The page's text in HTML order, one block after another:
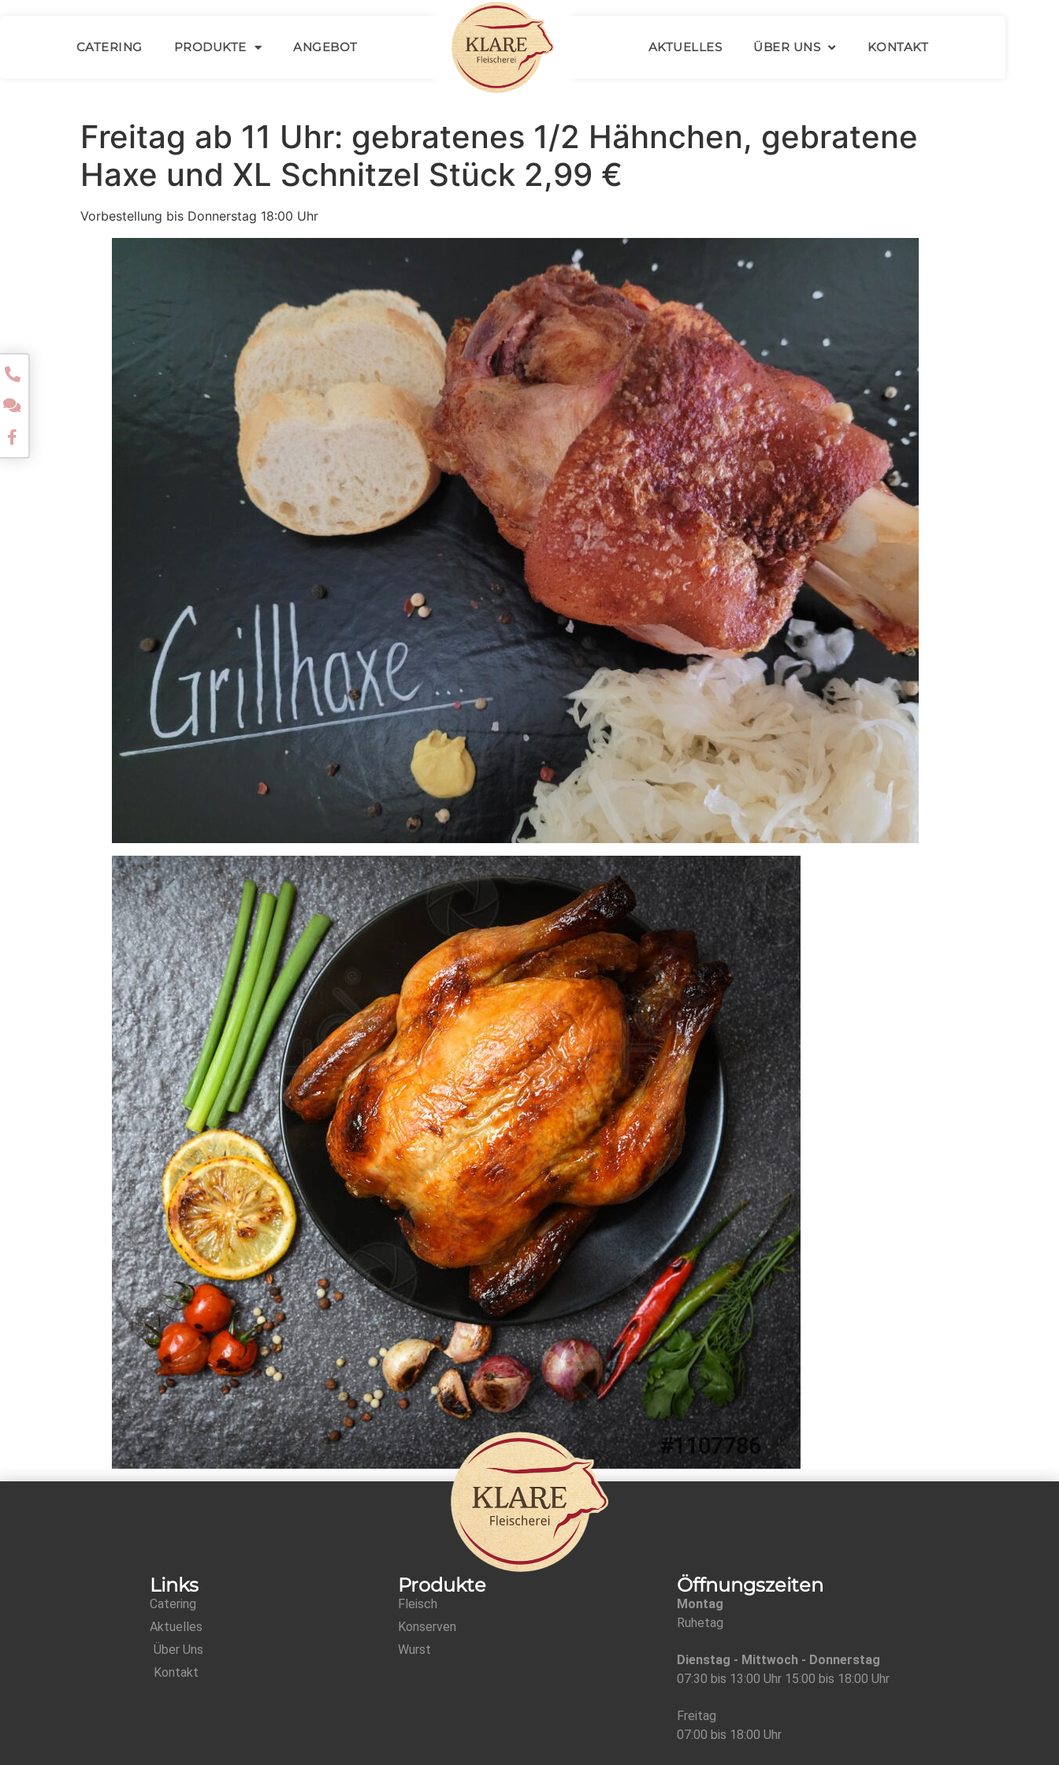
CATERING PRODUKTE ANGEBOT AKTUELLES ÜBER UNS KONTAKT
Freitag ab 11 Uhr: gebratenes 1/2 Hähnchen, gebratene
Haxe und XL Schnitzel Stück 2,99 €
Vorbestellung bis Donnerstag 18:00 Uhr
Links
Catering
Aktuelles
Über Uns
Kontakt
Produkte
Fleisch
Konserven
Wurst
Öffnungszeiten
Montag
Ruhetag
Dienstag - Mittwoch - Donnerstag
07:30 bis 13:00 Uhr 15:00 bis 18:00 Uhr
Freitag
07:00 bis 18:00 Uhr